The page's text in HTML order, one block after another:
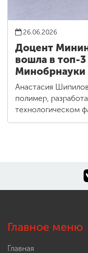
26.06.2026
Доцент
вошла в топ-
Минобрнауки
Анастасия
полимер,
технологическом
Главное меню
Главная